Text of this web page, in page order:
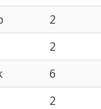
2
2
6
2